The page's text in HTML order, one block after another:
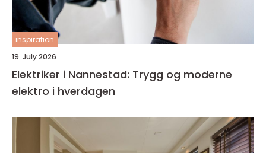
inspiration
19. July 2026
Elektriker i Nannestad: Trygg og moderne
elektro i hverdagen